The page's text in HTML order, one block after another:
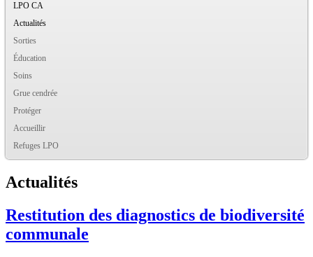
LPO CA
Actualités
Sorties
Éducation
Soins
Grue cendrée
Protéger
Accueillir
Refuges LPO
Actualités
Restitution des diagnostics de biodiversité
communale